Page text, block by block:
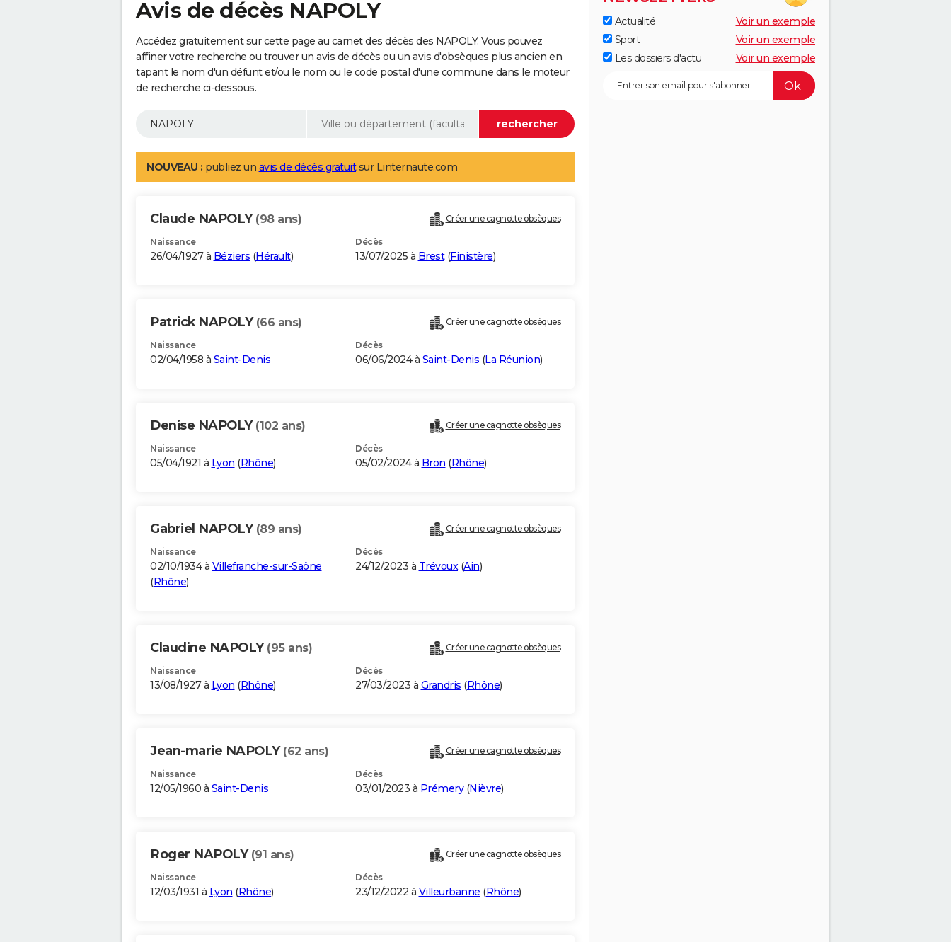
Avis de décès NAPOLY
Accédez gratuitement sur cette page au carnet des décès des NAPOLY. Vous pouvez
affiner votre recherche ou trouver un avis de décès ou un avis d'obsèques plus ancien en
tapant le nom d'un défunt et/ou le nom ou le code postal d'une commune dans le moteur
de recherche ci-dessous.
NOUVEAU : publiez un avis de décès gratuitsur Linternaute.com
Claude NAPOLY (98 ans) Créer une cagnotte obsèques
Naissance
26/04/1927 à Béziers (Hérault)
Décès
13/07/2025 à Brest(Finistère)
Patrick NAPOLY (66 ans) Créer une cagnotte obsèques
Naissance
02/04/1958 à Saint-Denis
Décès
06/06/2024 à Saint-Denis (La Réunion)
Denise NAPOLY (102 ans) Créer une cagnotte obsèques
Naissance
05/04/1921 à Lyon (Rhône)
Décès
05/02/2024 à Bron (Rhône)
Gabriel NAPOLY (89 ans) Créer une cagnotte obsèques
Naissance
02/10/1934 à Villefranche-sur-Saône
(Rhône)
Décès
24/12/2023 à Trévoux(Ain)
Claudine NAPOLY (95 ans) Créer une cagnotte obsèques
Naissance
13/08/1927 à Lyon (Rhône)
Décès
27/03/2023 à Grandris (Rhône)
Jean-marie NAPOLY (62 ans) Créer une cagnotte obsèques
Naissance
12/05/1960 à Saint-Denis
Décès
03/01/2023 à Prémery(Nièvre)
Roger NAPOLY (91 ans) Créer une cagnotte obsèques
Naissance
12/03/1931 à Lyon (Rhône)
Décès
23/12/2022 à Villeurbanne (Rhône)
Actualité
Voir un exemple
Sport
Voir un exemple
Les dossiers d'actu
Voir un exemple